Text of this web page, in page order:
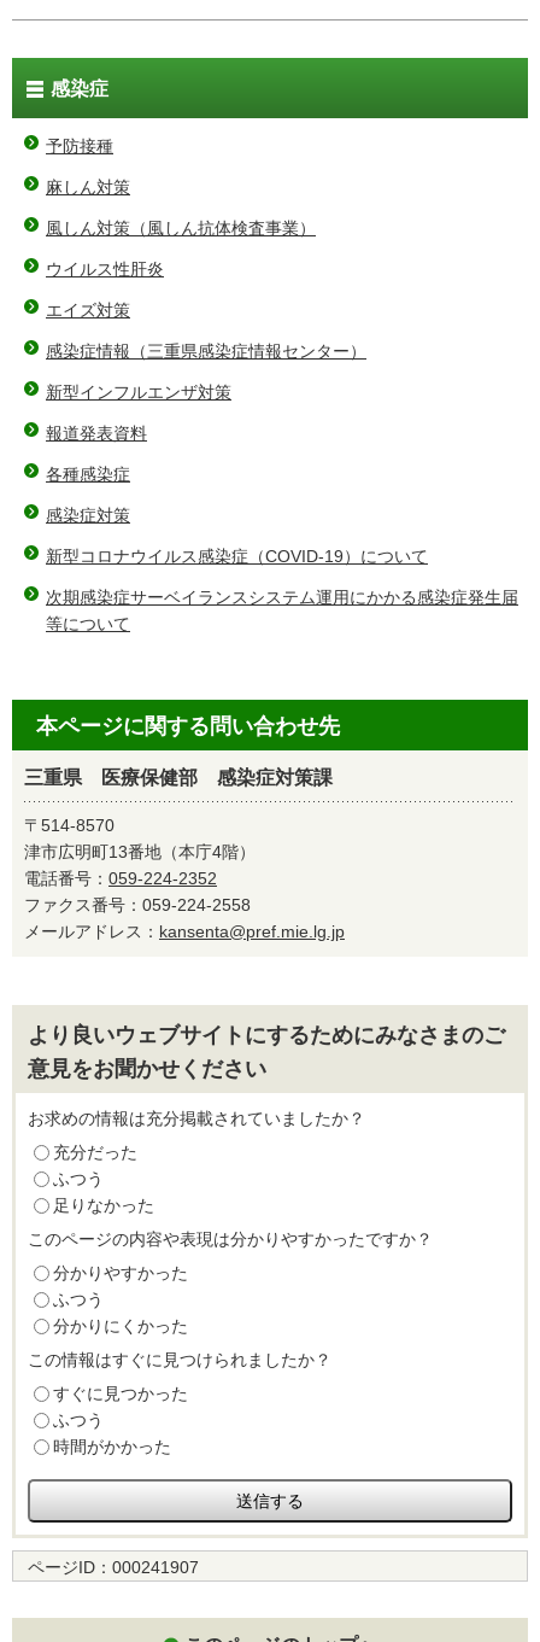
感染症
予防接種
麻しん対策
風しん対策（風しん抗体検査事業）
ウイルス性肝炎
エイズ対策
感染症情報（三重県感染症情報センター）
新型インフルエンザ対策
報道発表資料
各種感染症
感染症対策
新型コロナウイルス感染症（COVID-19）について
次期感染症サーベイランスシステム運用にかかる感染症発生届
等について
本ページに関する問い合わせ先
三重県 医療保健部 感染症対策課
〒514-8570
津市広明町13番地（本庁4階）
電話番号： 059-224-2352
ファクス番号：059-224-2558
メールアドレス： kansenta@pref.mie.lg.jp
より良いウェブサイトにするためにみなさまのご
意見をお聞かせください
お求めの情報は充分掲載されていましたか？
充分だった
ふつう
足りなかった
このページの内容や表現は分かりやすかったですか？
分かりやすかった
ふつう
分かりにくかった
この情報はすぐに見つけられましたか？
すぐに見つかった
ふつう
時間がかかった
ページID： 000241907